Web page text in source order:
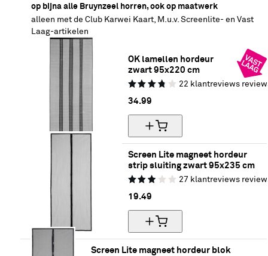
op bijna alle Bruynzeel horren, ook op maatwerk
alleen met de Club Karwei Kaart, M.u.v. Screenlite- en Vast
Laag-artikelen
OK lamellen hordeur
zwart 95x220 cm
22 klantreviews
34.99
Screen Lite magneet hordeur
strip sluiting zwart 95x235 cm
27 klantreviews
19.49
Screen Lite magneet hordeur blok